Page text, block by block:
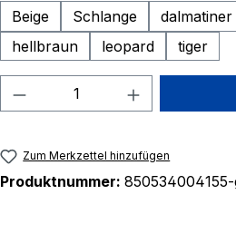
Beige
Schlange dalmatiner
hellbraun
leopard tiger
Produkt Anzahl: Gib
Zum Merkzettel hinzufügen
Produktnummer: